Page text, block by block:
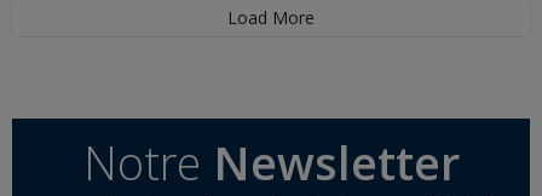
Load More
Notre Newsletter